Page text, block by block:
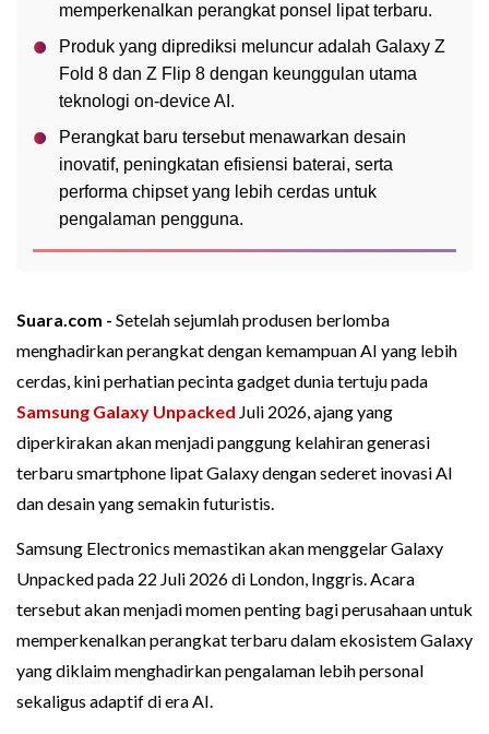
memperkenalkan perangkat ponsel lipat terbaru.
Produk yang diprediksi meluncur adalah Galaxy Z
Fold 8 dan Z Flip 8 dengan keunggulan utama
teknologi on-device AI.
Perangkat baru tersebut menawarkan desain
inovatif, peningkatan efisiensi baterai, serta
performa chipset yang lebih cerdas untuk
pengalaman pengguna.
Suara.com - Setelah sejumlah produsen berlomba
menghadirkan perangkat dengan kemampuan AI yang lebih
cerdas, kini perhatian pecinta gadget dunia tertuju pada
Samsung Galaxy Unpacked Juli 2026, ajang yang
diperkirakan akan menjadi panggung kelahiran generasi
terbaru smartphone lipat Galaxy dengan sederet inovasi AI
dan desain yang semakin futuristis.
Samsung Electronics memastikan akan menggelar Galaxy
Unpacked pada 22 Juli 2026 di London, Inggris. Acara
tersebut akan menjadi momen penting bagi perusahaan untuk
memperkenalkan perangkat terbaru dalam ekosistem Galaxy
yang diklaim menghadirkan pengalaman lebih personal
sekaligus adaptif di era AI.